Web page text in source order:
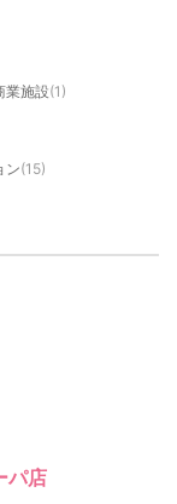
業施設(1)
ン(15)
パ店